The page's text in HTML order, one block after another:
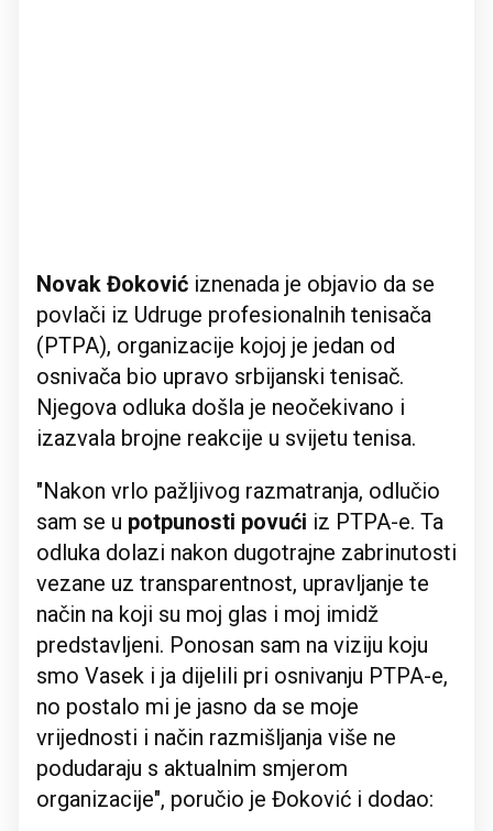
Novak Đoković iznenada je objavio da se
povlači iz Udruge profesionalnih tenisača
(PTPA), organizacije kojoj je jedan od
osnivača bio upravo srbijanski tenisač.
Njegova odluka došla je neočekivano i
izazvala brojne reakcije u svijetu tenisa.
"Nakon vrlo pažljivog razmatranja, odlučio
sam se u potpunosti povući iz PTPA-e. Ta
odluka dolazi nakon dugotrajne zabrinutosti
vezane uz transparentnost, upravljanje te
način na koji su moj glas i moj imidž
predstavljeni. Ponosan sam na viziju koju
smo Vasek i ja dijelili pri osnivanju PTPA-e,
no postalo mi je jasno da se moje
vrijednosti i način razmišljanja više ne
podudaraju s aktualnim smjerom
organizacije", poručio je Đoković i dodao: